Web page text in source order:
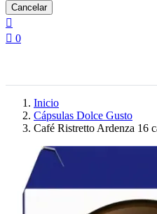
Cancelar

 0
Inicio
Cápsulas Dolce Gusto
Café Ristretto Ardenza 16